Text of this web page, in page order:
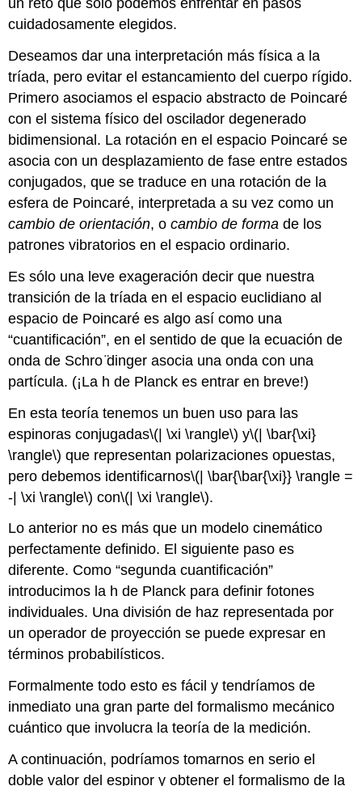
un reto que solo podemos enfrentar en pasos
cuidadosamente elegidos.
Deseamos dar una interpretación más física a la
tríada, pero evitar el estancamiento del cuerpo rígido.
Primero asociamos el espacio abstracto de Poincaré
con el sistema físico del oscilador degenerado
bidimensional. La rotación en el espacio Poincaré se
asocia con un desplazamiento de fase entre estados
conjugados, que se traduce en una rotación de la
esfera de Poincaré, interpretada a su vez como un
cambio de orientación, ocambio de forma de los
patrones vibratorios en el espacio ordinario.
Es sólo una leve exageración decir que nuestra
transición de la tríada en el espacio euclidiano al
espacio de Poincaré es algo así como una
“cuantificación”, en el sentido de que la ecuación de
onda de Schro ̈dinger asocia una onda con una
partícula. (¡La h de Planck es entrar en breve!)
En esta teoría tenemos un buen uso para las
espinoras conjugadas\(| \xi \rangle\) y\(| \bar{\xi}
\rangle\) que representan polarizaciones opuestas,
pero debemos identificarnos\(| \bar{\bar{\xi}} \rangle =
-| \xi \rangle\) con\(| \xi \rangle\).
Lo anterior no es más que un modelo cinemático
perfectamente definido. El siguiente paso es
diferente. Como “segunda cuantificación”
introducimos la h de Planck para definir fotones
individuales. Una división de haz representada por
un operador de proyección se puede expresar en
términos probabilísticos.
Formalmente todo esto es fácil y tendríamos de
inmediato una gran parte del formalismo mecánico
cuántico que involucra la teoría de la medición.
A continuación, podríamos tomarnos en serio el
doble valor del espinor y obtener el formalismo de la